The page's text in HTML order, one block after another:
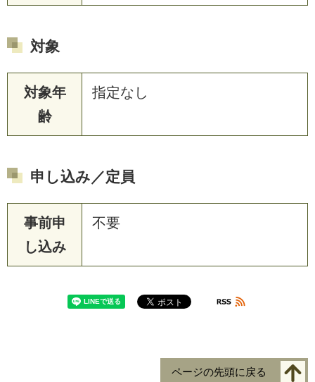
対象
対象年
齢
指定なし
申し込み／定員
事前申
し込み
不要
ページの先頭に戻る